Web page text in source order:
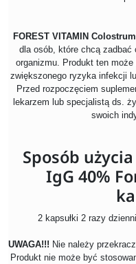
FOREST VITAMIN
dla osób, które chcą zadbać
organizmu. Produkt ten
zwiększonego ryzyka infekcji
Przed rozpoczęciem
lekarzem lub specjalistą ds.
swoich
Sposób
IgG 40%
2 kapsułki 2 razy
UWAGA!!! Nie należy
Produkt nie może być